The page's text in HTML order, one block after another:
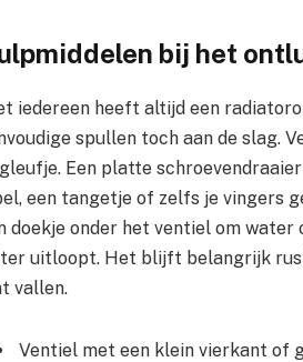
bij het
iedereen heeft altijd een
spullen toch aan de slag.
Een platte
een tangetje of zelfs je vingers
doekje onder het ventiel om
uitloopt. Het blijft belangrijk
vallen.
Ventiel met een klein vierkant of